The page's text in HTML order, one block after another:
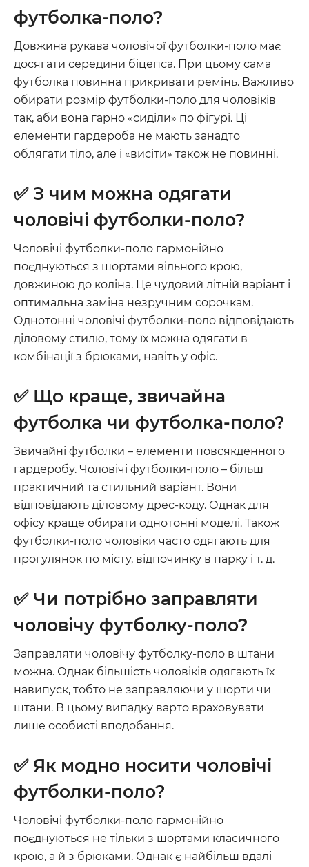
футболка-поло?
Довжина рукава чоловічої футболки-поло має
досягати середини біцепса. При цьому сама
футболка повинна прикривати ремінь. Важливо
обирати розмір футболки-поло для чоловіків
так, аби вона гарно «сиділи» по фігурі. Ці
елементи гардероба не мають занадто
облягати тіло, але і «висіти» також не повинні.
✅ З чим можна одягати
чоловічі футболки-поло?
Чоловічі футболки-поло гармонійно
поєднуються з шортами вільного крою,
довжиною до коліна. Це чудовий літній варіант і
оптимальна заміна незручним сорочкам.
Однотонні чоловічі футболки-поло відповідають
діловому стилю, тому їх можна одягати в
комбінації з брюками, навіть у офіс.
✅ Що краще, звичайна
футболка чи футболка-поло?
Звичайні футболки – елементи повсякденного
гардеробу. Чоловічі футболки-поло – більш
практичний та стильний варіант. Вони
відповідають діловому дрес-коду. Однак для
офісу краще обирати однотонні моделі. Також
футболки-поло чоловіки часто одягають для
прогулянок по місту, відпочинку в парку і т. д.
✅ Чи потрібно заправляти
чоловічу футболку-поло?
Заправляти чоловічу футболку-поло в штани
можна. Однак більшість чоловіків одягають їх
навипуск, тобто не заправляючи у шорти чи
штани. В цьому випадку варто враховувати
лише особисті вподобання.
✅ Як модно носити чоловічі
футболки-поло?
Чоловічі футболки-поло гармонійно
поєднуються не тільки з шортами класичного
крою, а й з брюками. Однак є найбільш вдалі